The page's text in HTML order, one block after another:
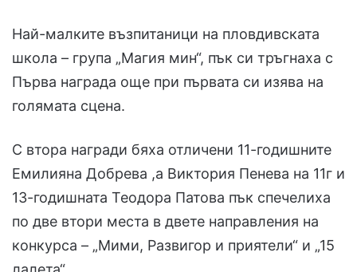
Най-малките възпитаници на пловдивската
школа – група „Магия мин“, пък си тръгнаха с
Първа награда още при първата си изява на
голямата сцена.
С втора награди бяха отличени 11-годишните
Емилияна Добрева ,а Виктория Пенева на 11г и
13-годишната Теодора Патова пък спечелиха
по две втори места в двете направления на
конкурса – „Мими, Развигор и приятели“ и „15